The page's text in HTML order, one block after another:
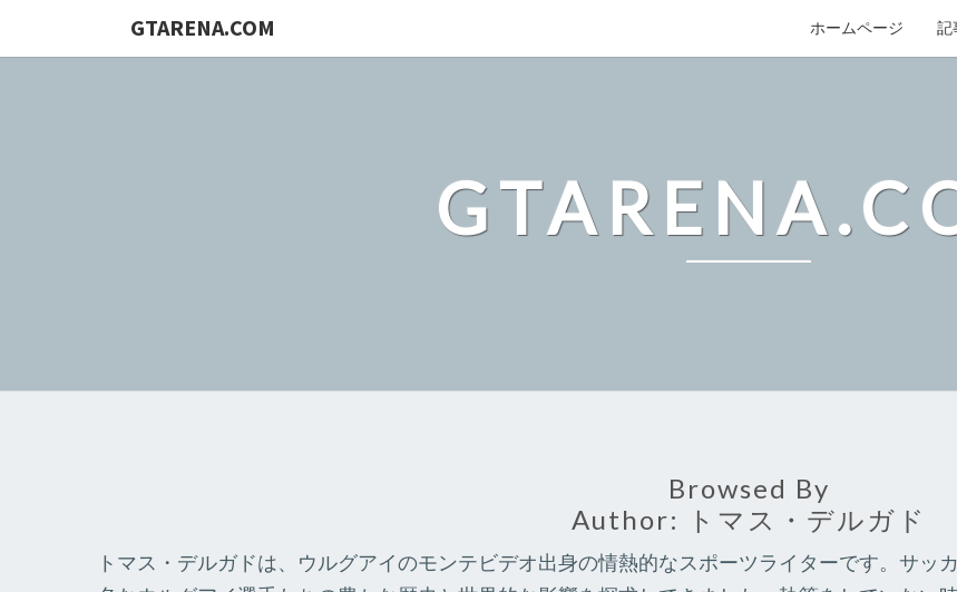
GTARENA.COM ホームページ 記
Browsed By
Author:
トマス・デルガド
トマス・デルガドは、ウルグアイのモンテビデオ出身の情熱的なスポーツライターです。サ